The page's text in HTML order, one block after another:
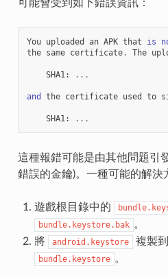
可能會受到如下錯誤資訊：
You uploaded an APK that is
the same certificate. The
SHA1: ...
and the certificate used to
SHA1: ...
這種報錯可能是由其他問題引
錯誤的金鑰)。一種可能的解決
遊戲根目錄中的
bundle.keystore.bak 。
將
android.keystore 複製
bundle.keystore 。